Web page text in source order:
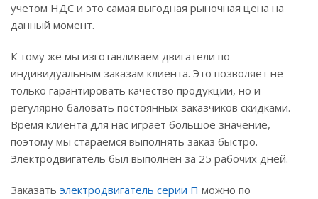
учетом НДС и это самая выгодная рыночная цена на
данный момент.
К тому же мы изготавливаем двигатели по
индивидуальным заказам клиента. Это позволяет не
только гарантировать качество продукции, но и
регулярно баловать постоянных заказчиков скидками.
Время клиента для нас играет большое значение,
поэтому мы стараемся выполнять заказ быстро.
Электродвигатель был выполнен за 25 рабочих дней.
Заказать электродвигатель серии П можно по